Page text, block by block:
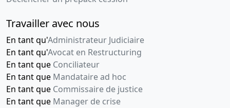
Travailler avec nous
En tant qu'Administrateur Judiciaire
En tant qu'Avocat en Restructuring
En tant que Conciliateur
En tant que Mandataire ad hoc
En tant que Commissaire de justice
En tant que Manager de crise